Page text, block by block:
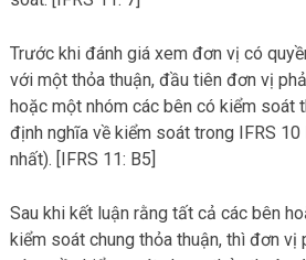
Trước khi đánh giá xem đơn vị có
với một thỏa thuận, đầu tiên đơn vị
hoặc một nhóm các bên có kiểm soát
định nghĩa về kiểm soát trong IFRS 10
nhất). [IFRS 11: B5]
Sau khi kết luận rằng tất cả các bên
kiểm soát chung thỏa thuận, thì đơn vị